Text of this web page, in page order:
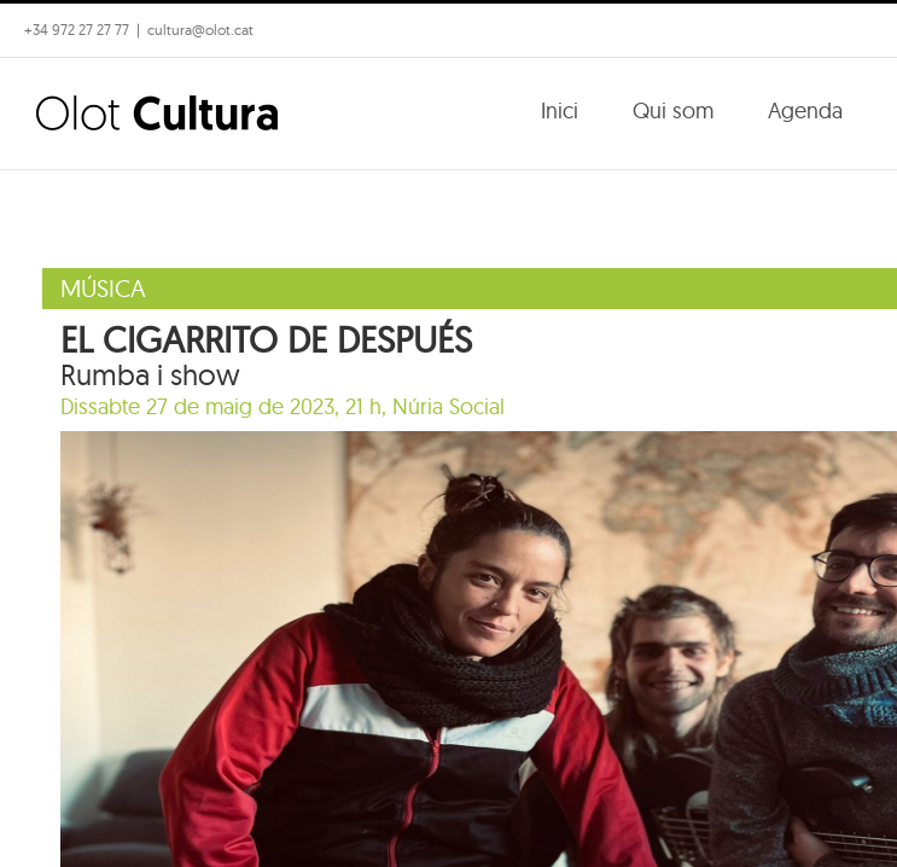
Skip
to
content
+34 972 27 27 77 | cultura@olot.cat
Inici Qui som Agenda
MÚSICA
EL CIGARRITO DE DESPUÉS
Rumba i show
Dissabte 27 de maig de 2023, 21 h, Núria Social